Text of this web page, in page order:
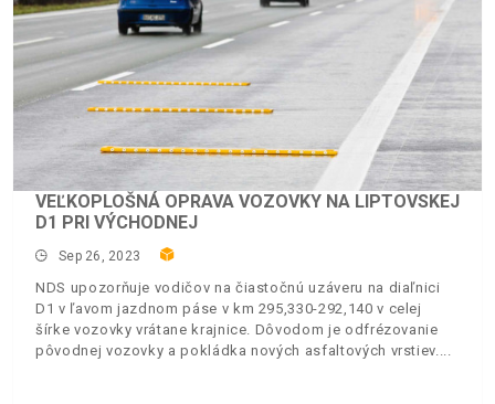
VEĽKOPLOŠNÁ OPRAVA VOZOVKY NA LIPTOVSKEJ
D1 PRI VÝCHODNEJ
Sep 26, 2023
NDS upozorňuje vodičov na čiastočnú uzáveru na diaľnici
D1 v ľavom jazdnom páse v km 295,330-292,140 v celej
šírke vozovky vrátane krajnice. Dôvodom je odfrézovanie
pôvodnej vozovky a pokládka nových asfaltových vrstiev.